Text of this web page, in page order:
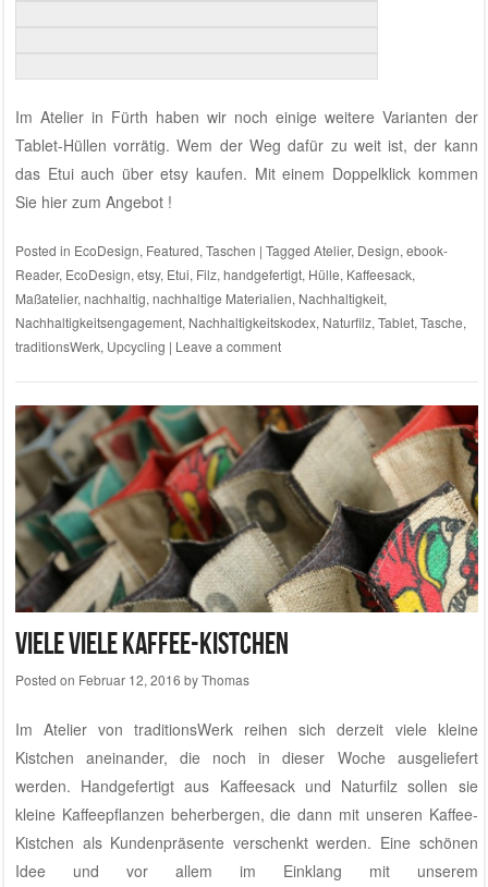
Im Atelier in Fürth haben wir noch einige weitere Varianten der
Tablet-Hüllen vorrätig. Wem der Weg dafür zu weit ist, der kann
das Etui auch über etsy kaufen. Mit einem Doppelklick kommen
Sie hier zum Angebot !
Posted in EcoDesign, Featured, Taschen | Tagged Atelier, Design, ebook-
Reader, EcoDesign, etsy, Etui, Filz, handgefertigt, Hülle, Kaffeesack,
Maßatelier, nachhaltig, nachhaltige Materialien, Nachhaltigkeit,
Nachhaltigkeitsengagement, Nachhaltigkeitskodex, Naturfilz, Tablet, Tasche,
traditionsWerk, Upcycling | Leave a comment
Viele viele Kaffee-Kistchen
Posted on Februar 12, 2016 byThomas
Im Atelier von traditionsWerk reihen sich derzeit viele kleine
Kistchen aneinander, die noch in dieser Woche ausgeliefert
werden. Handgefertigt aus Kaffeesack und Naturfilz sollen sie
kleine Kaffeepflanzen beherbergen, die dann mit unseren Kaffee-
Kistchen als Kundenpräsente verschenkt werden. Eine schönen
Idee und vor allem im Einklang mit unserem